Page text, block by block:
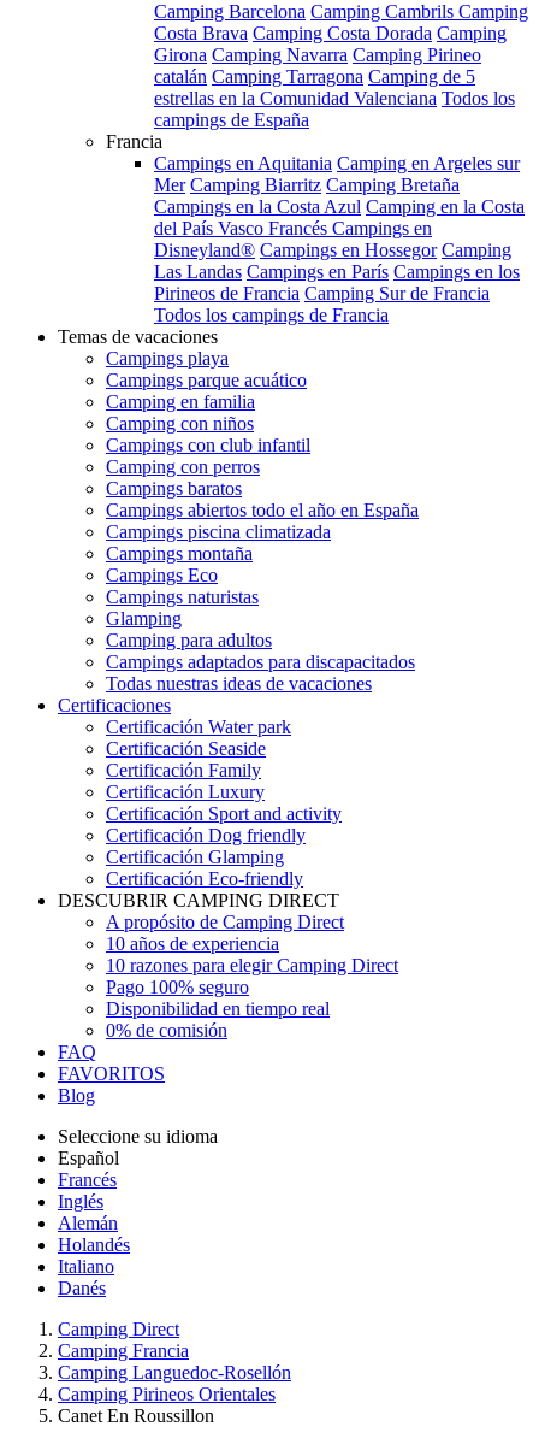
Camping Barcelona Camping Cambrils Camping
Costa Brava Camping Costa Dorada Camping
Girona Camping Navarra Camping Pirineo
catalán Camping Tarragona Camping de 5
estrellas en la Comunidad Valenciana Todos los
campings de España
Francia
Campings en Aquitania Camping en Argeles sur
Mer Camping Biarritz Camping Bretaña
Campings en la Costa Azul Camping en la Costa
del País Vasco Francés Campings en
Disneyland® Campings en Hossegor Camping
Las Landas Campings en París Campings en los
Pirineos de Francia Camping Sur de Francia
Todos los campings de Francia
Temas de vacaciones
Campings playa
Campings parque acuático
Camping en familia
Camping con niños
Campings con club infantil
Camping con perros
Campings baratos
Campings abiertos todo el año en España
Campings piscina climatizada
Campings montaña
Campings Eco
Campings naturistas
Glamping
Camping para adultos
Campings adaptados para discapacitados
Todas nuestras ideas de vacaciones
Certificaciones
Certificación Water park
Certificación Seaside
Certificación Family
Certificación Luxury
Certificación Sport and activity
Certificación Dog friendly
Certificación Glamping
Certificación Eco-friendly
DESCUBRIR CAMPING DIRECT
A propósito de Camping Direct
10 años de experiencia
10 razones para elegir Camping Direct
Pago 100% seguro
Disponibilidad en tiempo real
0% de comisión
FAQ
FAVORITOS
Blog
Seleccione su idioma
Español
Francés
Inglés
Alemán
Holandés
Italiano
Danés
Camping Direct
Camping Francia
Camping Languedoc-Rosellón
Camping Pirineos Orientales
Canet En Roussillon